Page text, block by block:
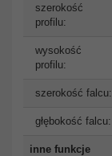
szerokość
profilu:
wysokość
profilu:
szerokość falcu:
głębokość falcu:
inne funkcje